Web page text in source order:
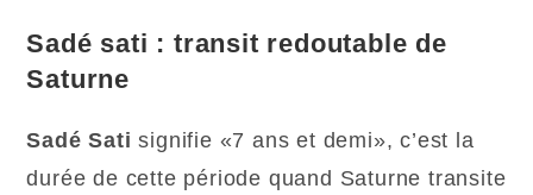
Sadé sati : transit redoutable de
Saturne
Sadé Sati signifie «7 ans et demi», c’est la
durée de cette période quand Saturne transite